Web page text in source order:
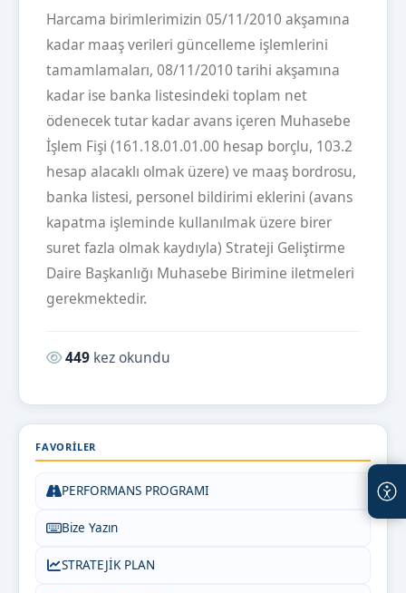
Harcama birimlerimizin 05/11/2010 akşamına
kadar maaş verileri güncelleme işlemlerini
tamamlamaları, 08/11/2010 tarihi akşamına
kadar ise banka listesindeki toplam net
ödenecek tutar kadar avans içeren Muhasebe
İşlem Fişi (161.18.01.01.00 hesap borçlu, 103.2
hesap alacaklı olmak üzere) ve maaş bordrosu,
banka listesi, personel bildirimi eklerini (avans
kapatma işleminde kullanılmak üzere birer
suret fazla olmak kaydıyla) Strateji Geliştirme
Daire Başkanlığı Muhasebe Birimine iletmeleri
gerekmektedir.
Okunma sayısı:
449 kez okundu
FAVORILER
PERFORMANS PROGRAMI
Bize Yazın
STRATEJİK PLAN